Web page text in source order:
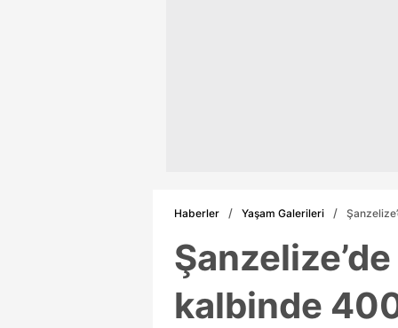
Haberler Yaşam Galerileri
kalbinde 400